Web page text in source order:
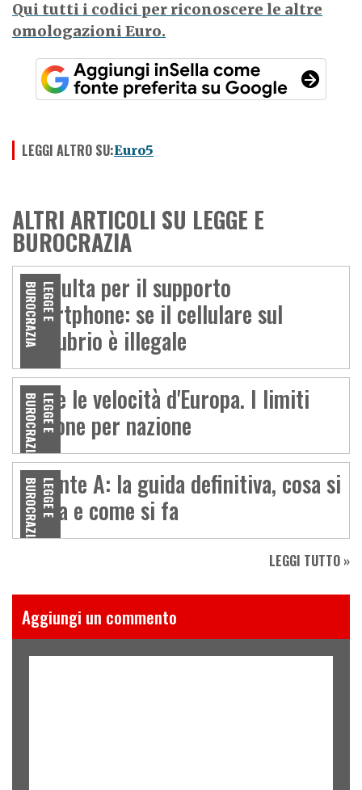
Qui tutti i codici per riconoscere le altre
omologazioni Euro.
LEGGI ALTRO SU:Euro5
ALTRI ARTICOLI SU LEGGE E
BUROCRAZIA
L
E
G
G
E
E
B
U
R
O
C
R
A
Z
I
A
La multa per il supporto
smartphone: se il cellulare sul
manubrio è illegale
L
E
G
G
E
E
B
U
R
O
C
R
A
Z
I
A
Tutte le velocità d'Europa. I limiti
nazione per nazione
L
E
G
G
E
E
B
U
R
O
C
R
A
Z
I
A
Patente A: la guida definitiva, cosa si
guida e come si fa
LEGGI TUTTO »
Aggiungi un commento